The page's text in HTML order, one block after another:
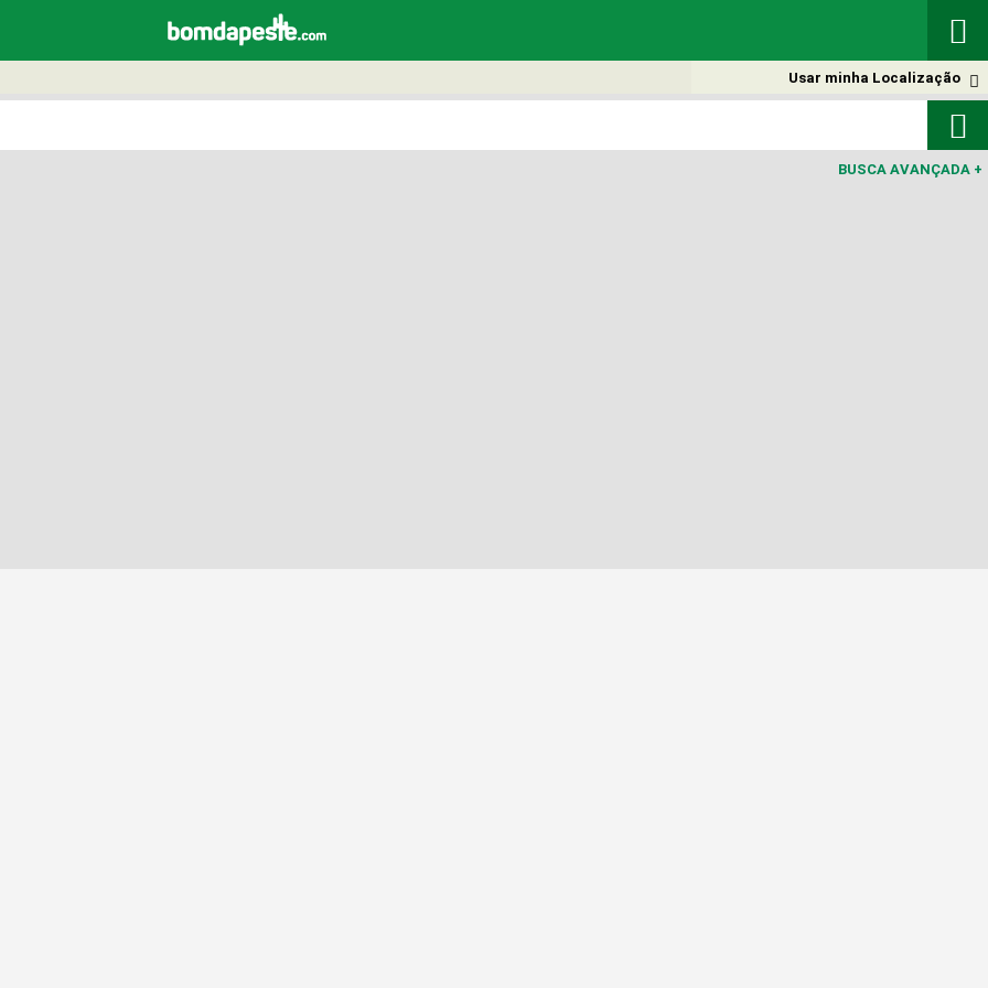


Usar minha Localização

BUSCA AVANÇADA +